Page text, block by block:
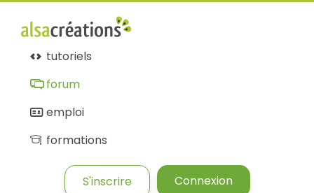
Forum
Alsacréations
tutoriels
forum
emploi
formations
S'inscrire Connexion